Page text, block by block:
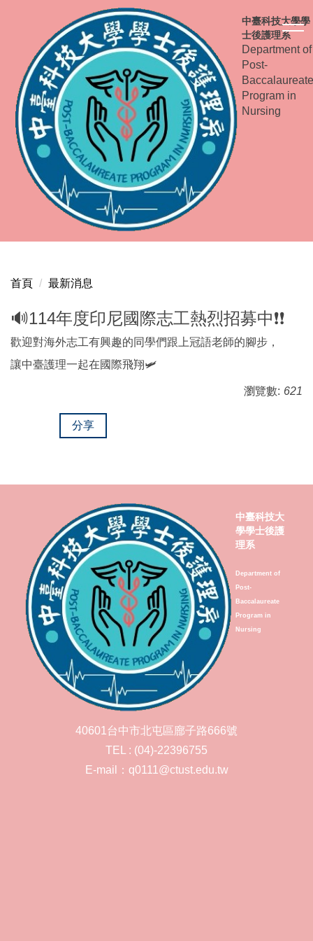
區
中臺科技大學學
士後護理系
Department of
Post-
Program in
Nursing
首頁 最新消息
🔊114年度印尼國際志工熱烈招募中❗❗
歡迎對海外志工有興趣的同學們跟上冠語老師的腳步，
讓中臺護理一起在國際飛翔🛩
瀏覽數: 621
分享
中臺科技大
學學士後護
理系
Department of
Post-
Baccalaureate
Program in
Nursing
40601台中市北屯區廍子路666號
TEL : (04)-22396755
E-mail：q0111@ctust.edu.tw